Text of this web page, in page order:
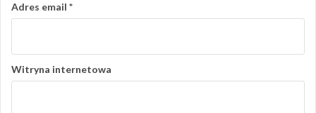
Adres email *
Witryna internetowa